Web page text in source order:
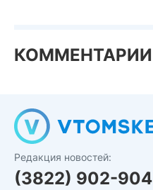
КОММЕНТАРИИ
Редакция новостей:
(3822) 902-904